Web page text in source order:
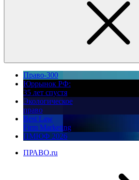
Право-300
Юррынок РФ:
35 лет спустя
Экологическое
право
Best Law
Firm Marketing
ПМЮФ 2026
ПРАВО.ru